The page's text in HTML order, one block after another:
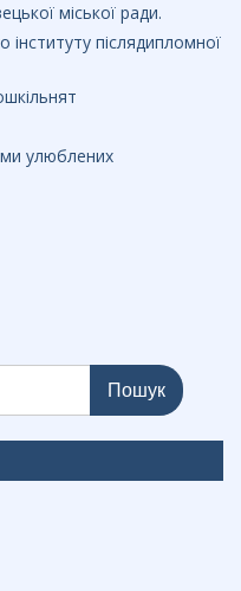
міської ради.
післядипломної
улюблених